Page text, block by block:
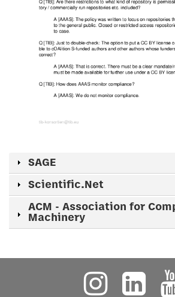
SAGE
Scientific.Net
ACM - Association for
Machinery